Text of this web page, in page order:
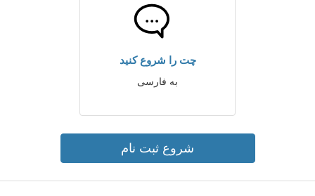
چت را شروع کنید
به فارسی
شروع ثبت نام